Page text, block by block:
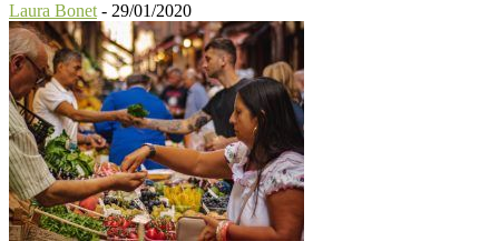
Laura Bonet - 29/01/2020